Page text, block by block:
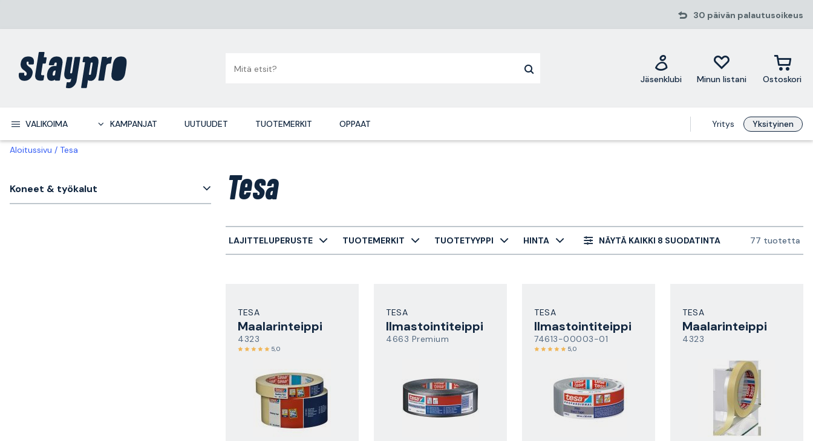
30 päivän palautusoikeus
Jäsenklubi Minun listani Ostoskori
VALIKOIMA KAMPANJAT UUTUUDET TUOTEMERKIT OPPAAT Yritys Yksityinen
Aloitussivu Tesa
Koneet & työkalut Tesa
LAJITTELUPERUSTE TUOTEMERKIT TUOTETYYPPI HINTA NÄYTÄ KAIKKI 8 SUODATINTA 77 tuotetta
TESA
Maalarinteippi
4323
5,0
TESA
Ilmastointiteippi
4663 Premium
TESA
Ilmastointiteippi
74613-00003-01
5,0
TESA
Maalarinteippi
4323